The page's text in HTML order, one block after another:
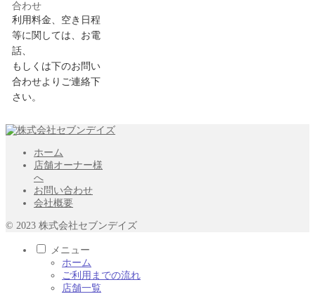
合わせ
利用料金、空き日程
等に関しては、お電
話、
もしくは下のお問い
合わせよりご連絡下
さい。
ホーム
店舗オーナー様
へ
お問い合わせ
会社概要
© 2023 株式会社セブンデイズ
メニュー
ホーム
ご利用までの流れ
店舗一覧